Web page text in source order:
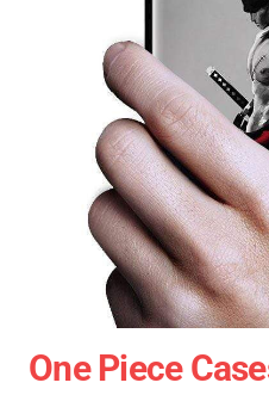
One Piece